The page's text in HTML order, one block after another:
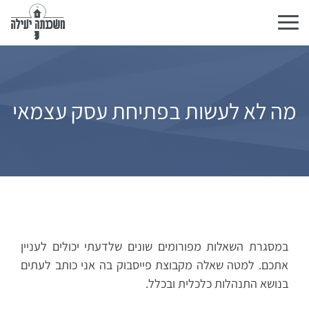
Toggle
navigation
מה לא לעשות בפתיחת עסק עצמאי
במסגרת השאלות מפורומים שונים שלדעתי יכולים לעניין
אתכם. למטה שאלה מקבוצת פייסבוק בה אני כותב לעתים
בנושא התנהלות כלכלית ובכלל.